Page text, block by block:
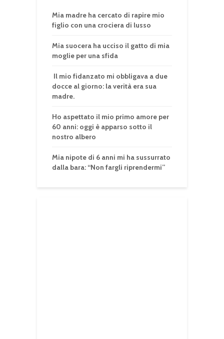
Mia madre ha cercato di rapire mio
figlio con una crociera di lusso
Mia suocera ha ucciso il gatto di mia
moglie per una sfida
Il mio fidanzato mi obbligava a due
docce al giorno: la verità era sua
madre.
Ho aspettato il mio primo amore per
60 anni: oggi è apparso sotto il
nostro albero
Mia nipote di 6 anni mi ha sussurrato
dalla bara: “Non fargli riprendermi”